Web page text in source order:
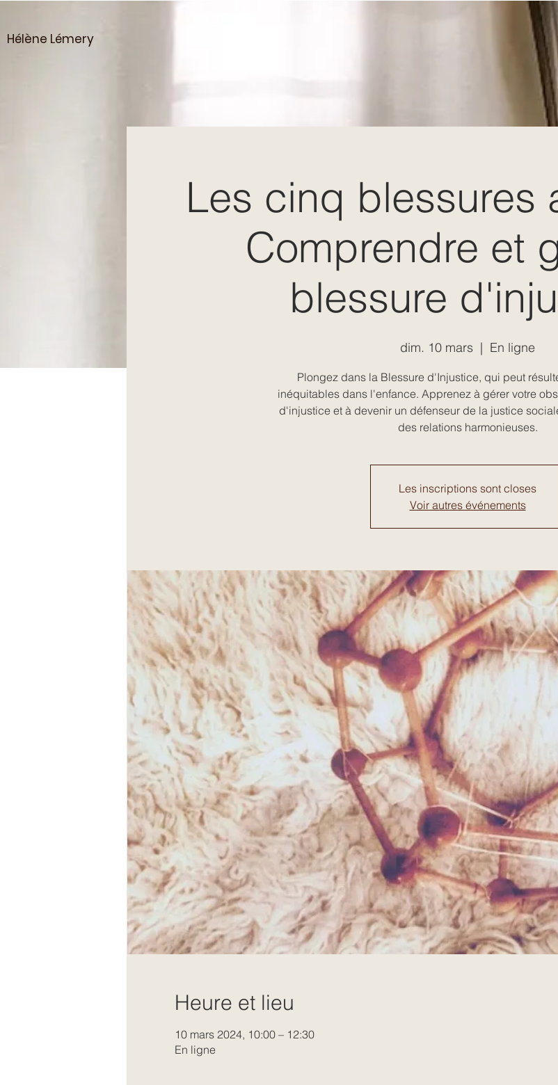
Hélène Lémery
Les cinq blessures
Comprendre et
blessure
dim. 10 mars
  |
En ligne
Plongez dans la Blessure d'Injustice, qui peut
inéquitables dans l'enfance. Apprenez à gérer votre
d'injustice et à devenir un défenseur de la justice
des relations harmonieuses.
Les inscriptions sont closes
Voir autres événements
Heure et lieu
10 mars 2024, 10:00 – 12:30
En ligne